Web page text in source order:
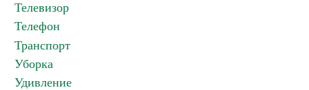
Телевизор
Телефон
Транспорт
Уборка
Удивление